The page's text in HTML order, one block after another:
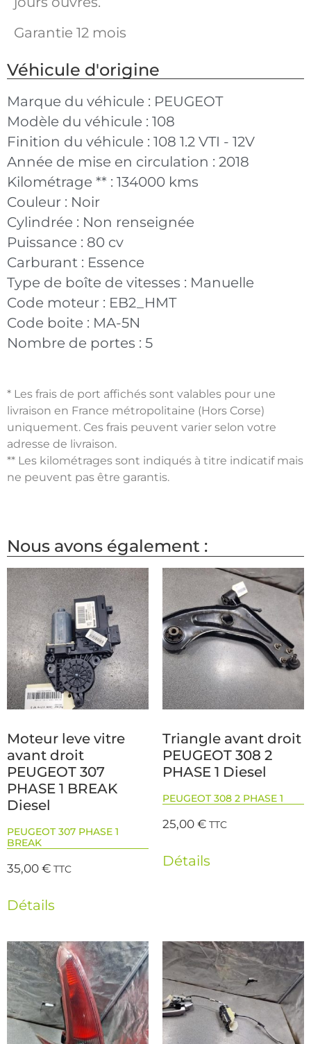
Garantie 12 mois
Véhicule d'origine
Marque du véhicule : PEUGEOT
Modèle du véhicule : 108
Finition du véhicule : 108 1.2 VTI - 12V
Année de mise en circulation : 2018
Kilométrage ** : 134000 kms
Couleur : Noir
Cylindrée : Non renseignée
Puissance : 80 cv
Carburant : Essence
Type de boîte de vitesses : Manuelle
Code moteur : EB2_HMT
Code boite : MA-5N
Nombre de portes : 5
* Les frais de port affichés sont valables pour une
livraison en France métropolitaine (Hors Corse)
uniquement. Ces frais peuvent varier selon votre
adresse de livraison.
** Les kilométrages sont indiqués à titre indicatif mais
ne peuvent pas être garantis.
Nous avons également :
Moteur leve vitre
avant droit
PEUGEOT 307
PHASE 1 BREAK
Diesel
PEUGEOT 307 PHASE 1
BREAK
35,00€ TTC
Détails
Triangle avant droit
PEUGEOT 308 2
PHASE 1 Diesel
PEUGEOT 308 2 PHASE 1
25,00€ TTC
Détails